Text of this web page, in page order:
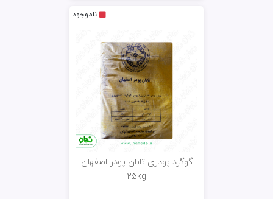
ناموجود
گوگرد پودری تابان پودر اصفهان
25kg